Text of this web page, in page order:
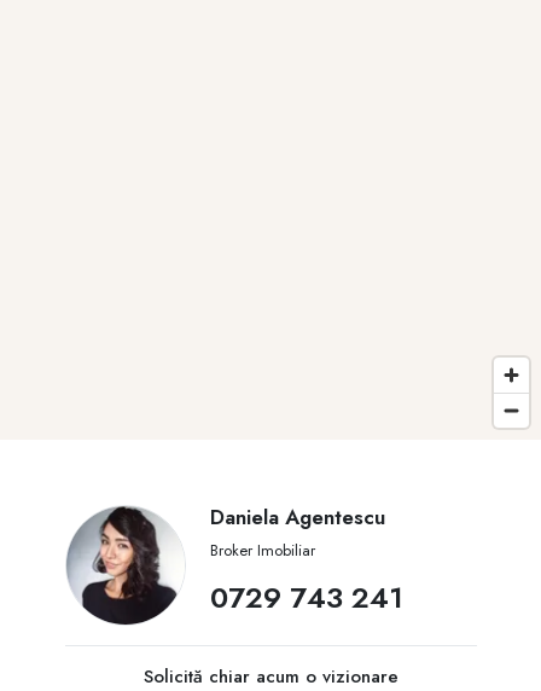
Daniela Agentescu
Broker Imobiliar
0729 743 241
Solicită chiar acum o vizionare